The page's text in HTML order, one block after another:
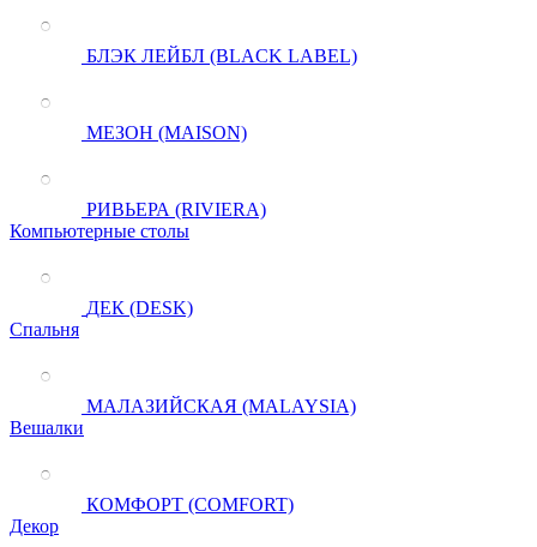
БЛЭК ЛЕЙБЛ (BLACK LABEL)
МЕЗОН (MAISON)
РИВЬЕРА (RIVIERA)
Компьютерные столы
ДЕК (DESK)
Спальня
МАЛАЗИЙСКАЯ (MALAYSIA)
Вешалки
КОМФОРТ (COMFORT)
Декор